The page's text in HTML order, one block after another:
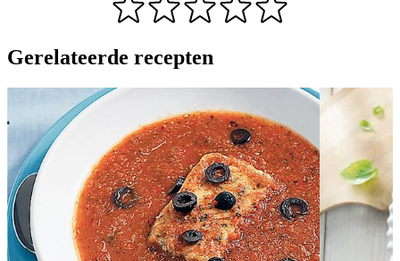
Gerelateerde recepten